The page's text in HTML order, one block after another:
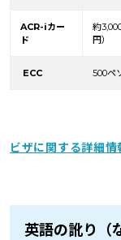
ACR-iカー
ド
約
円）
ECC 500ペ
ビザに関する詳細
英語の訛り（